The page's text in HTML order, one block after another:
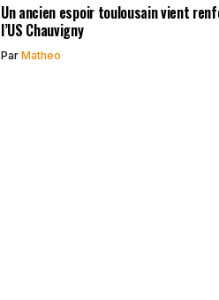
Un ancien espoir toulousain vient
l’US Chauvigny
Par Matheo